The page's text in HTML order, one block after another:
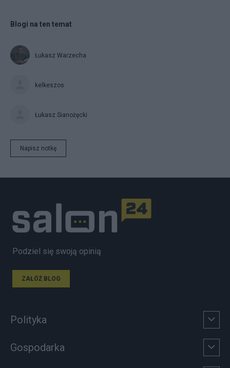
Blogi na ten temat
Łukasz Warzecha
kelkeszos
Łukasz Sianożęcki
Napisz notkę
Podziel się swoją opinią
ZAŁÓŻ BLOG
Polityka
Gospodarka